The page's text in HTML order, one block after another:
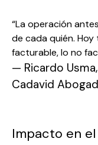
“La operación
de cada quién.
facturable, lo no
— Ricardo
Cadavid
Impacto en